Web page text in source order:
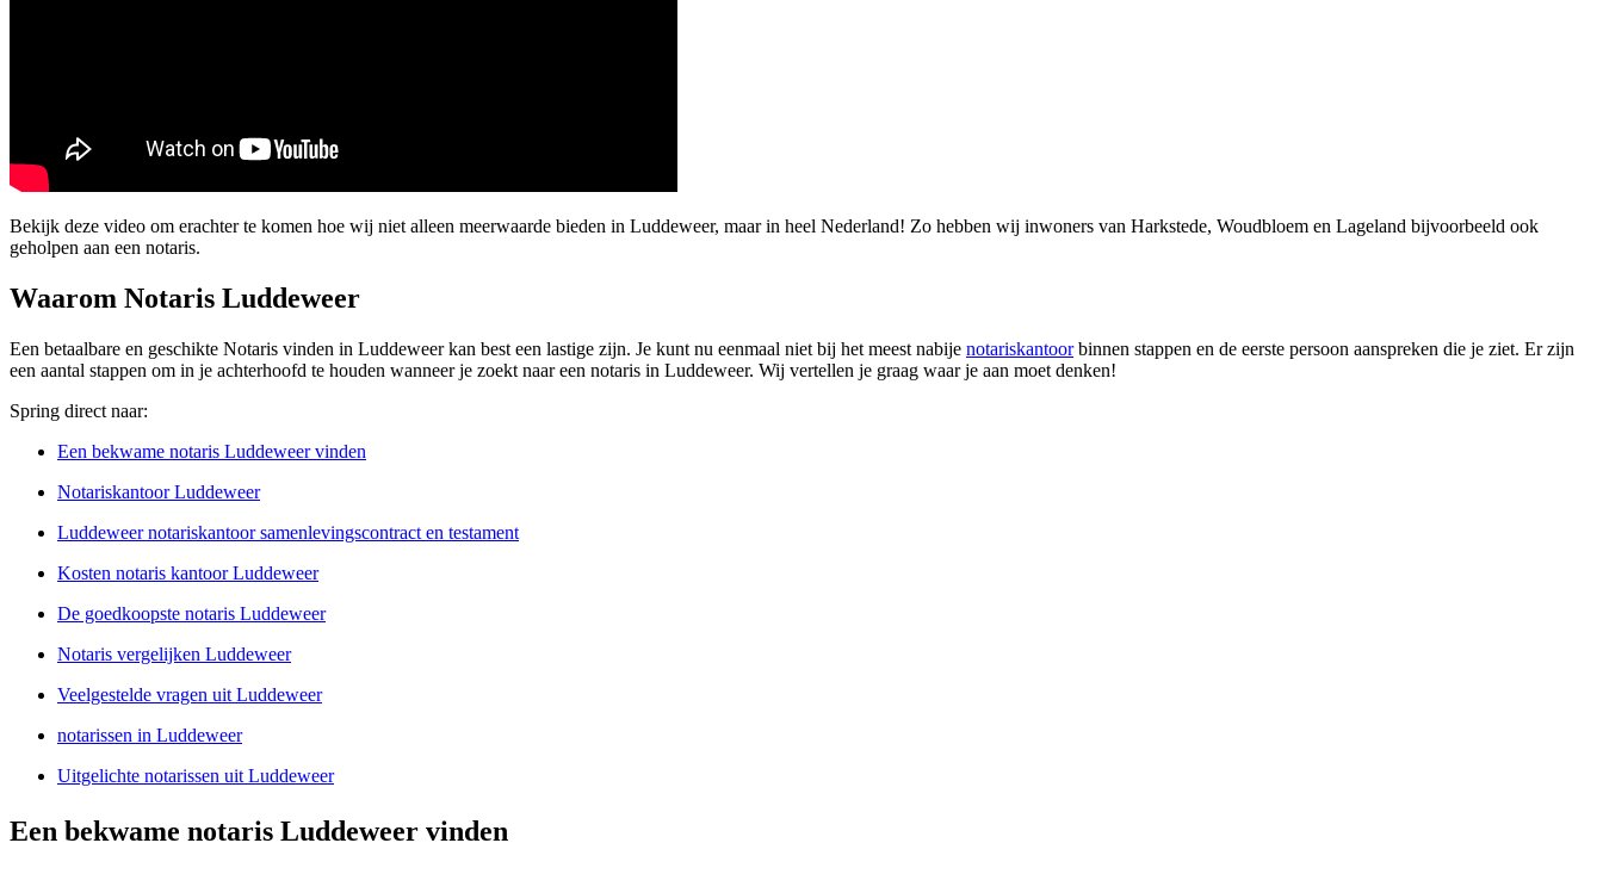
Bekijk deze video om erachter te komen hoe wij niet alleen meerwaarde bieden in Luddeweer, maar in heel Nederland! Zo hebben wij inwoners van Harkstede, Woudbloem en Lageland bijvoorbeeld ook
geholpen aan een notaris.
Waarom Notaris Luddeweer
Een betaalbare en geschikte Notaris vinden in Luddeweer kan best een lastige zijn. Je kunt nu eenmaal niet bij het meest nabije notariskantoorbinnen stappen en de eerste persoon aanspreken die je ziet. Er zijn
een aantal stappen om in je achterhoofd te houden wanneer je zoekt naar een notaris in Luddeweer. Wij vertellen je graag waar je aan moet denken!
Spring direct naar:
Een bekwame notaris Luddeweer vinden
Notariskantoor Luddeweer
Luddeweer notariskantoor samenlevingscontract en testament
Kosten notaris kantoor Luddeweer
De goedkoopste notaris Luddeweer
Notaris vergelijken Luddeweer
Veelgestelde vragen uit Luddeweer
notarissen in Luddeweer
Uitgelichte notarissen uit Luddeweer
Een bekwame notaris Luddeweer vinden